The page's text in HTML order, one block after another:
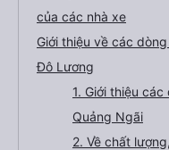
của các nhà xe
Giới thiệu về các
Đô Lương
1. Giới thiệu
Quảng Ngãi
2. Về chất